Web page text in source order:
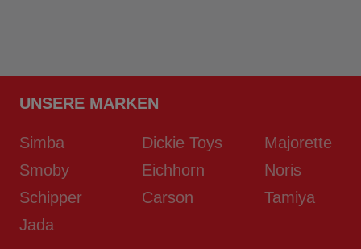
UNSERE MARKEN
Simba Dickie Toys
Majorette
Smoby
Eichhorn
Noris
Schipper
Carson
Tamiya
Jada